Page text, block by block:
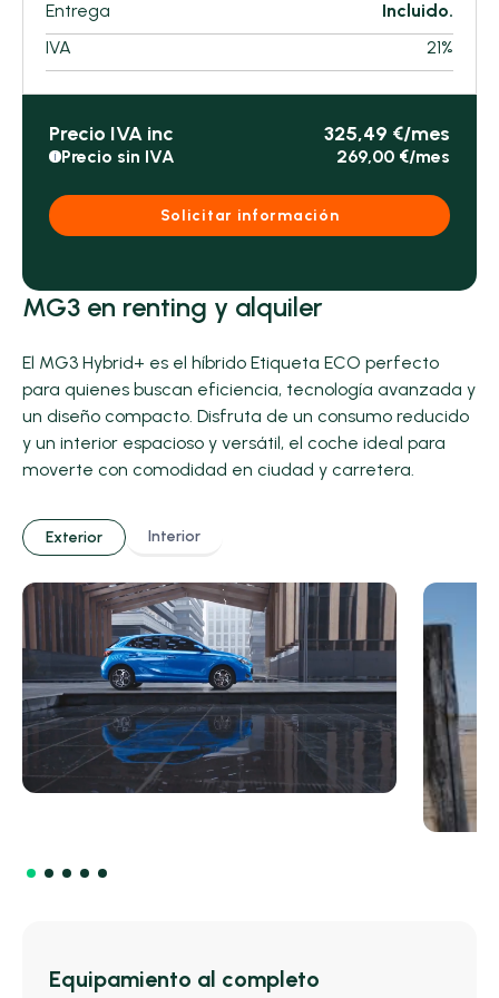
Entrega
Incluido.
IVA
21%
Precio IVA inc 325,49 €/mes
i Precio sin IVA 269,00 €/mes
Solicitar información
MG3 en renting y alquiler
El MG3 Hybrid+ es el híbrido Etiqueta ECO perfecto
para quienes buscan eficiencia, tecnología avanzada y
un diseño compacto. Disfruta de un consumo reducido
y un interior espacioso y versátil, el coche ideal para
moverte con comodidad en ciudad y carretera.
Exterior Interior
Equipamiento al completo